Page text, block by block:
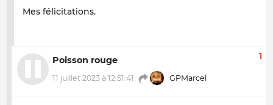
Mes félicitations.
Poisson rouge
11 juillet 2023 à 12:51:41 GPMarcel
1